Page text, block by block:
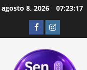
agosto 8, 2026 07:23:19
FacebookInstagram